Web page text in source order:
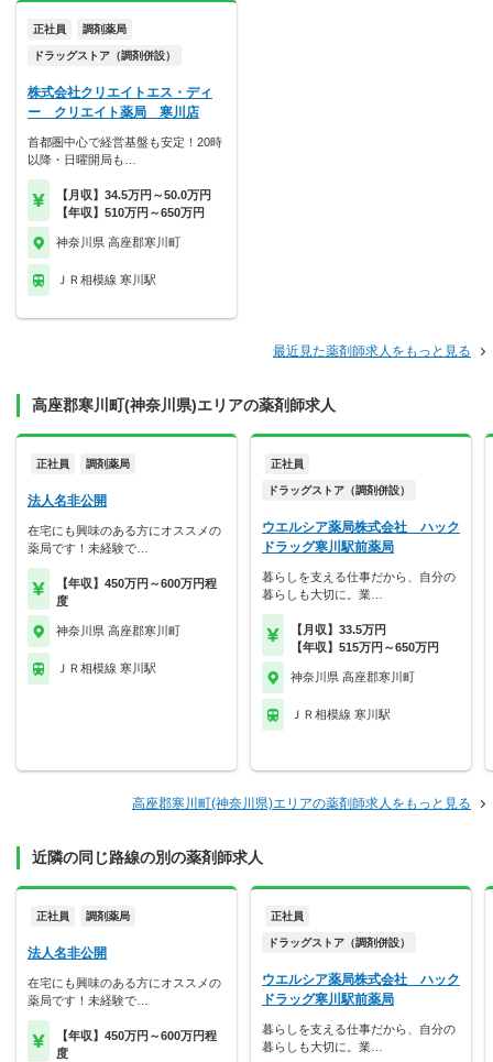
正社員 調剤薬局
ドラッグストア（調剤併設）
株式会社クリエイトエス・ディ
ー クリエイト薬局 寒川店
首都圏中心で経営基盤も安定！20時
以降・日曜開局も…
【月収】34.5万円～50.0万円
【年収】510万円～650万円
神奈川県 高座郡寒川町
ＪＲ相模線 寒川駅
最近見た薬剤師求人をもっと見る
高座郡寒川町(神奈川県)エリアの薬剤師求人
正社員 調剤薬局
法人名非公開
在宅にも興味のある方にオススメの
薬局です！未経験で…
【年収】450万円～600万円程
度
神奈川県 高座郡寒川町
ＪＲ相模線 寒川駅
正社員
ドラッグストア（調剤併設）
ウエルシア薬局株式会社 ハック
ドラッグ寒川駅前薬局
暮らしを支える仕事だから、自分の
暮らしも大切に。業…
【月収】33.5万円
【年収】515万円～650万円
神奈川県 高座郡寒川町
ＪＲ相模線 寒川駅
高座郡寒川町(神奈川県)エリアの薬剤師求人をもっと見る
近隣の同じ路線の別の薬剤師求人
正社員 調剤薬局
法人名非公開
在宅にも興味のある方にオススメの
薬局です！未経験で…
【年収】450万円～600万円程
度
正社員
ドラッグストア（調剤併設）
ウエルシア薬局株式会社 ハック
ドラッグ寒川駅前薬局
暮らしを支える仕事だから、自分の
暮らしも大切に。業…